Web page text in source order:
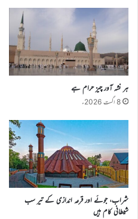
ہر نشہ آور چیز حرام ہے
8 اگست 2026ء
شراب، جوئے اور قرعہ اندازی کے تیر سب
شیطانی کام ہیں